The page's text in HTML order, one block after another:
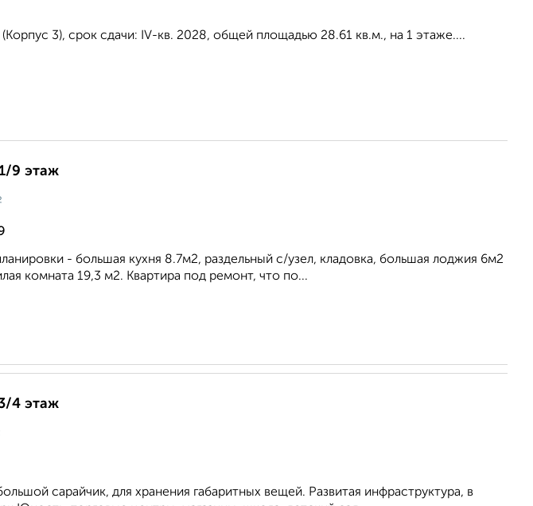
3), срок сдачи: IV-кв. 2028, общей площадью 28.61 кв.м., на 1 этаже....
9 этаж
- большая кухня 8.7м2, раздельный с/узел, кладовка, большая лоджия 6м2
комната 19,3 м2. Квартира под ремонт, что по...
4 этаж
сарайчик, для хранения габаритных вещей. Развитая инфраструктура, в